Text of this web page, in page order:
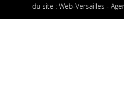
du site :Web-Versailles -